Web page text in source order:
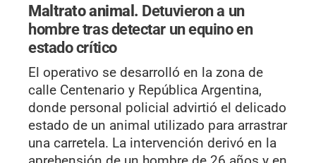
Maltrato animal. Detuvieron a un
hombre tras detectar un equino en
estado crítico
El operativo se desarrolló en la zona de
calle Centenario y República Argentina,
donde personal policial advirtió el delicado
estado de un animal utilizado para arrastrar
una carretela. La intervención derivó en la